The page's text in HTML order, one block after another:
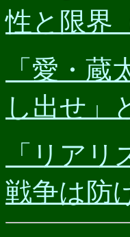
性と限界
「愛・
し出せ」
「リア
戦争は防